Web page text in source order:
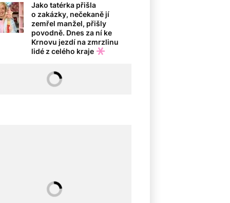
Jako tatérka přišla
o zakázky, nečekaně jí
zemřel manžel, přišly
povodně. Dnes za ní ke
Krnovu jezdí na zmrzlinu
lidé z celého kraje